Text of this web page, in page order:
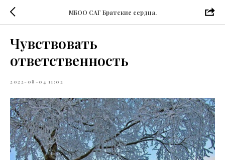
МБОО САГ Братские сердца.
Чувствовать
ответственность
2022-08-04 11:02